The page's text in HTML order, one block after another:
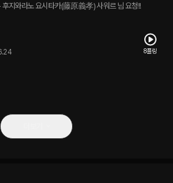
지와라노 요시타카(藤原義孝) 사워르 님 요청!!
8플링